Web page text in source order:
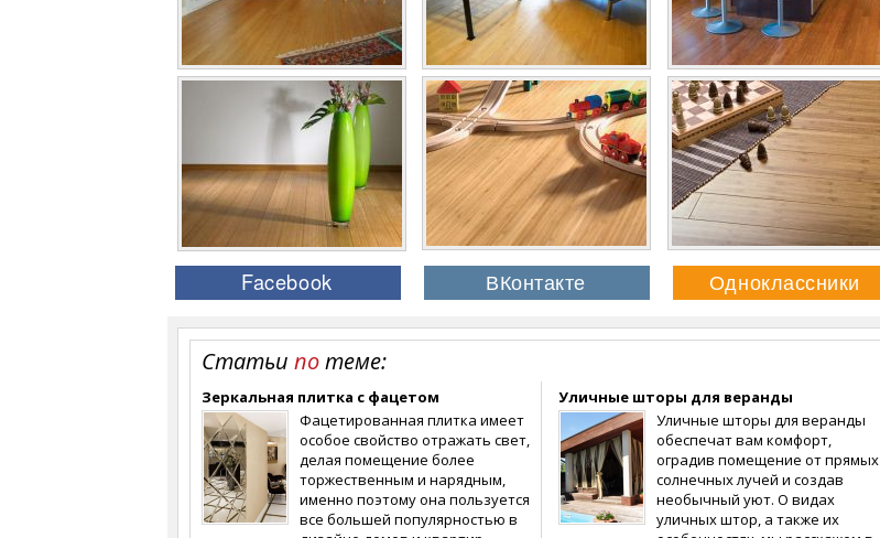
Статьи потеме:
Зеркальная плитка с фацетом
Фацетированная плитка имеет
особое свойство отражать свет,
делая помещение более
торжественным и нарядным,
именно поэтому она пользуется
все большей популярностью в
Уличные шторы для веранды
Уличные шторы для веранды
обеспечат вам комфорт,
оградив помещение от прямых
солнечных лучей и создав
необычный уют. О видах
уличных штор, а также их